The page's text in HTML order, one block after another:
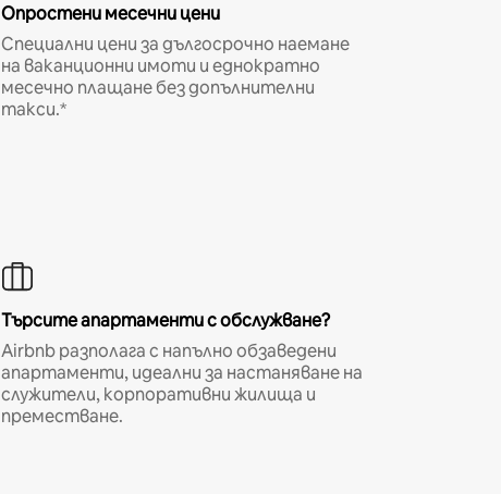
Опростени месечни цени
Специални цени за дългосрочно наемане
на ваканционни имоти и еднократно
месечно плащане без допълнителни
такси.*
Търсите апартаменти с обслужване?
Airbnb разполага с напълно обзаведени
апартаменти, идеални за настаняване на
служители, корпоративни жилища и
преместване.